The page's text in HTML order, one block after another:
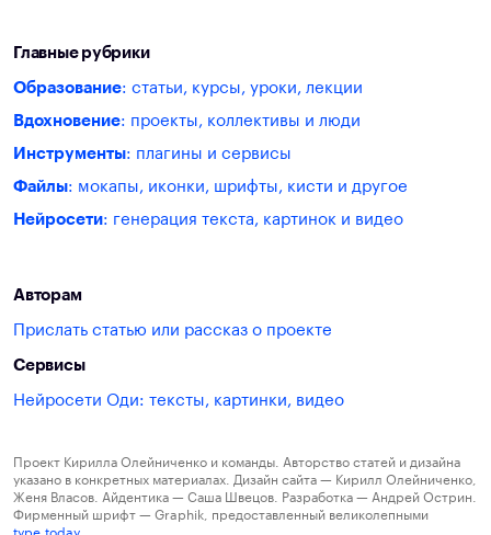
Главные рубрики
Образование: статьи, курсы, уроки, лекции
Вдохновение: проекты, коллективы и люди
Инструменты: плагины и сервисы
Файлы: мокапы, иконки, шрифты, кисти и другое
Нейросети: генерация текста, картинок и видео
Авторам
Прислать статью или рассказ о проекте
Сервисы
Нейросети Оди: тексты, картинки, видео
Проект Кирилла Олейниченко и команды. Авторство статей и дизайна
указано в конкретных материалах. Дизайн сайта — Кирилл Олейниченко,
Женя Власов. Айдентика — Саша Швецов. Разработка — Андрей Острин.
Фирменный шрифт — Graphik, предоставленный великолепными